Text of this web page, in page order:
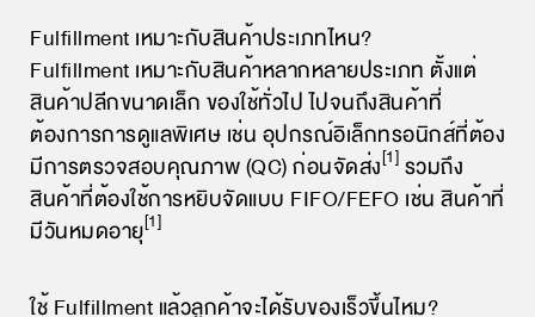
Fulfillment เหมาะกับสินค้าประเภทไหน?
Fulfillment เหมาะกับสินค้าหลากหลายประเภท ตั้งแต่
สินค้าปลีกขนาดเล็ก ของใช้ทั่วไป ไปจนถึงสินค้าที่
ต้องการการดูแลพิเศษ เช่น อุปกรณ์อิเล็กทรอนิกส์ที่ต้อง
มีการตรวจสอบคุณภาพ (QC) ก่อนจัดส่ง[1] รวมถึง
สินค้าที่ต้องใช้การหยิบจัดแบบ FIFO/FEFO เช่น สินค้าที่
มีวันหมดอายุ[1]
ใช้ Fulfillment แล้วลูกค้าจะได้รับของเร็วขึ้นไหม?